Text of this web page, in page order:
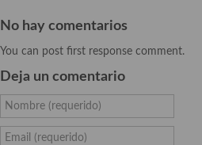
No hay comentarios
You can post first response comment.
Deja un comentario
Nombre (requerido)
Email (requerido)